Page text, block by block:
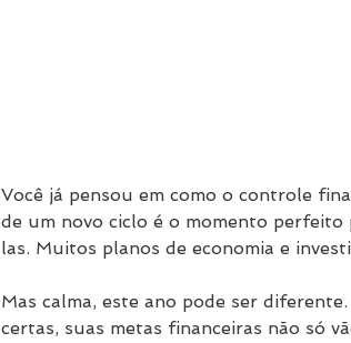
Você já pensou em como o controle
de um novo ciclo é o momento perfeito
las. Muitos planos de economia e
Mas calma, este ano pode ser
certas, suas metas financeiras não só